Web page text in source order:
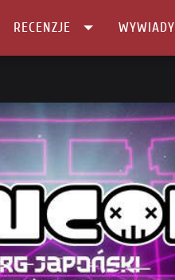
RECENZJE WYWIADY